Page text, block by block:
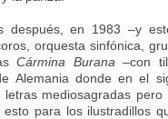
después, en 1983 –y
orquesta sinfónica,
Cármina Burana –con
Alemania donde en el
letras mediosagradas
esto para los ilustradillos